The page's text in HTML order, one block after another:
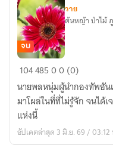
ท่าน
พล
vs
ท่าน
แม่ทัพ
จบ
วาย
ต้นหญ้า ป่าไม้
10448500 (0)
นายพลหนุ่มผู้นำกองทัพอัน
มาโผล่ในที่ที่ไม่รู้จัก จนได้
แห่งนี้
อัปเดตล่าสุด 3 มิ.ย. 69 / 03:12